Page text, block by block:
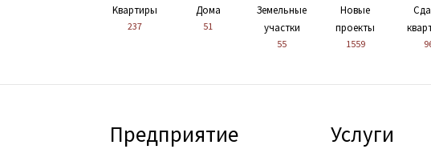
Kвартиры
237
Дома
51
Земельные
участки
55
Новые
проекты
1559
Предприятие Услуги